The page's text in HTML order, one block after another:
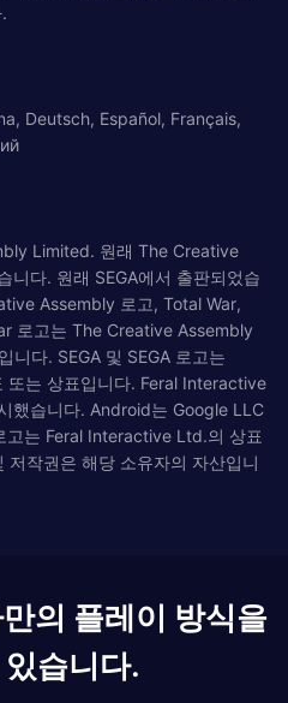
Deutsch, Español, Français,
Limited. 원래 The Creative
다. 원래 SEGA에서 출판되었습
Assembly 로고, Total War,
로고는 The Creative Assembly
니다. SEGA 및 SEGA 로고는
또는 상표입니다. Feral Interactive
했습니다. Android는 Google LLC
고는 Feral Interactive Ltd.의 상표
작권은 해당 소유자의 자산입니
의 플레이 방식을
습니다.